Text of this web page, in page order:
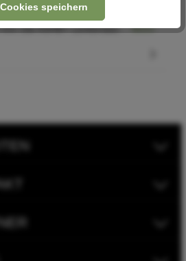
Kunststoff Volumen: 5 l
Die ASHBY Lenkertasc…Mehr
speichern